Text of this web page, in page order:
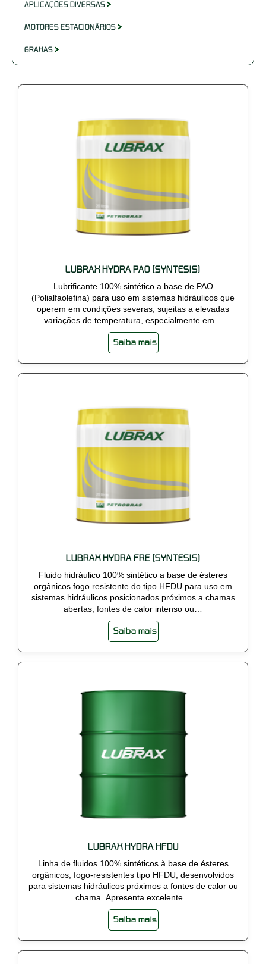
APLICAÇÕES DIVERSAS
MOTORES ESTACIONÁRIOS
GRAXAS
LUBRAX HYDRA PAO (SYNTESIS)
Lubrificante 100% sintético a base de PAO
(Polialfaolefina) para uso em sistemas hidráulicos que
operem em condições severas, sujeitas a elevadas
variações de temperatura, especialmente em…
Saiba mais
LUBRAX HYDRA FRE (SYNTESIS)
Fluido hidráulico 100% sintético a base de ésteres
orgânicos fogo resistente do tipo HFDU para uso em
sistemas hidráulicos posicionados próximos a chamas
abertas, fontes de calor intenso ou…
Saiba mais
LUBRAX HYDRA HFDU
Linha de fluidos 100% sintéticos à base de ésteres
orgânicos, fogo-resistentes tipo HFDU, desenvolvidos
para sistemas hidráulicos próximos a fontes de calor ou
chama. Apresenta excelente…
Saiba mais